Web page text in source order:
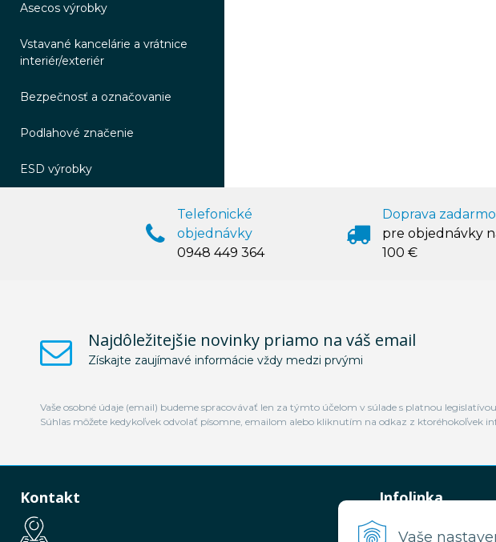
Vaše
Asecos výrobky
Vstavané kancelárie a vrátnice
interiér/exteriér
Bezpečnosť a označovanie
Podlahové značenie
ESD výrobky
Telefonické
objednávky
0948 449 364
Doprava zadarmo
pre objednávky
100 €
Najdôležitejšie novinky priamo na váš email
Získajte zaujímavé informácie vždy medzi prvými
Vaše osobné údaje (email) budeme spracovávať len za týmto účelom v súlade s platnou
Súhlas môžete kedykoľvek odvolať písomne, emailom alebo kliknutím na odkaz z ktoréhokoľvek
Kontakt Infolinka
0948 449 364